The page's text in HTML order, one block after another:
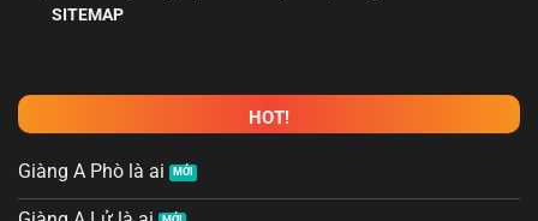
SITEMAP
HOT!
Giàng A Phò là ai